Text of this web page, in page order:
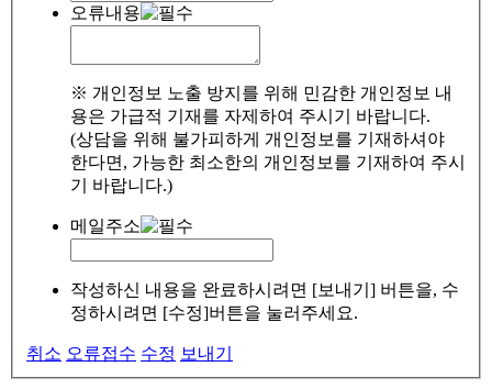
오류내용
※ 개인정보 노출 방지를 위해 민감한 개인정보 내
용은 가급적 기재를 자제하여 주시기 바랍니다.
(상담을 위해 불가피하게 개인정보를 기재하셔야
한다면, 가능한 최소한의 개인정보를 기재하여 주시
기 바랍니다.)
메일주소
작성하신 내용을 완료하시려면 [보내기] 버튼을, 수
정하시려면 [수정]버튼을 눌러주세요.
취소 오류접수 수정 보내기